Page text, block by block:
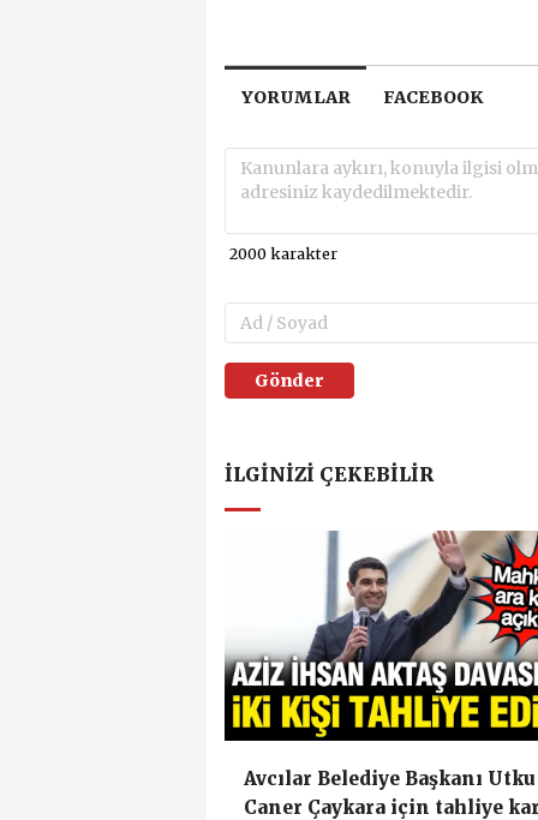
YORUMLAR FACEBOOK
Gönder
İLGINIZI ÇEKEBILIR
Avcılar Belediye Başkanı Utku
Caner Çaykara için tahliye